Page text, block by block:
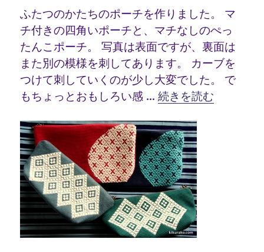
ふたつのかたちのポーチを作りました。 マ
チ付きの四角いポーチと、マチなしのぺっ
たんこポーチ。 写真は表面ですが、裏面は
また別の模様を刺してあります。 カーブを
つけて刺していくのが少し大変でした。 で
もちょっとおもしろい感 …“こぎん刺し ポーチ
続きを読む